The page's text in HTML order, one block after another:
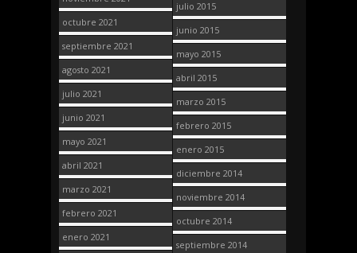
octubre 2021
septiembre 2021
agosto 2021
julio 2021
junio 2021
mayo 2021
abril 2021
marzo 2021
febrero 2021
enero 2021
julio 2015
junio 2015
mayo 2015
abril 2015
marzo 2015
febrero 2015
enero 2015
diciembre 2014
noviembre 2014
octubre 2014
septiembre 2014